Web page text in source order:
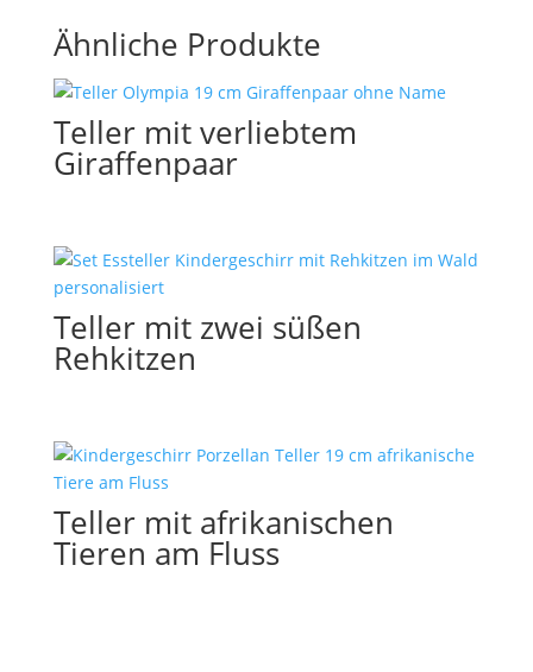
Ähnliche Produkte
Teller mit verliebtem
Giraffenpaar
Teller mit zwei süßen
Rehkitzen
Teller mit afrikanischen
Tieren am Fluss